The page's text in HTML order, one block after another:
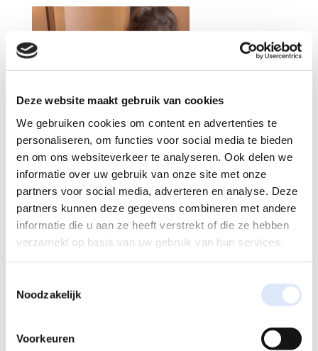
Deze website maakt gebruik van cookies
We gebruiken cookies om content en advertenties te
personaliseren, om functies voor social media te bieden
en om ons websiteverkeer te analyseren. Ook delen we
informatie over uw gebruik van onze site met onze
partners voor social media, adverteren en analyse. Deze
partners kunnen deze gegevens combineren met andere
informatie die u aan ze heeft verstrekt of die ze hebben
verzameld op basis van uw gebruik van hun services.
Noodzakelijk
Voorkeuren
Reactie verzenden
zijn gemarkeerd met